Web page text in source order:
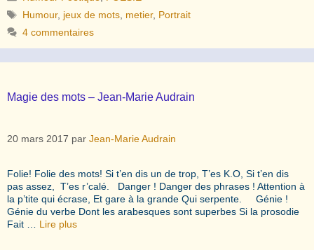
Étiquettes
Humour, jeux de mots metier, Portrait
4 commentaires
Magie des mots – Jean-Marie Audrain
20 mars 2017 par Jean-Marie Audrain
Folie! Folie des mots! Si t’en dis un de trop, T’es K.O, Si t’en dis
pas assez, T’es r’calé. Danger ! Danger des phrases ! Attention à
la p’tite qui écrase, Et gare à la grande Qui serpente. Génie !
Génie du verbe Dont les arabesques sont superbes Si la prosodie
Fait … Lire plus